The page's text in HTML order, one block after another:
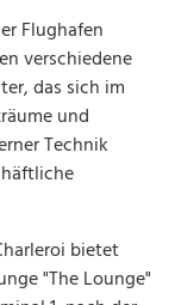
Flughafen
verschiedene
das sich im
und
Technik
bietet
"The Lounge"